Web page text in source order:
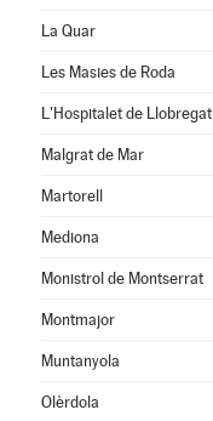
La Quar
Les Masies de Roda
L'Hospitalet de Llobregat
Malgrat de Mar
Martorell
Mediona
Monistrol de Montserrat
Montmajor
Muntanyola
Olèrdola